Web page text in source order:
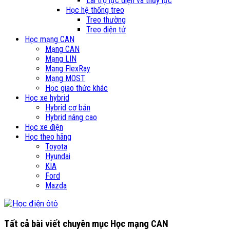
Học hệ thống treo
Treo thường
Treo điện tử
Học mạng CAN
Mạng CAN
Mạng LIN
Mạng FlexRay
Mạng MOST
Học giao thức khác
Học xe hybrid
Hybrid cơ bản
Hybrid nâng cao
Học xe điện
Học theo hãng
Toyota
Hyundai
KIA
Ford
Mazda
Tất cả bài viết chuyên mục Học mạng CAN